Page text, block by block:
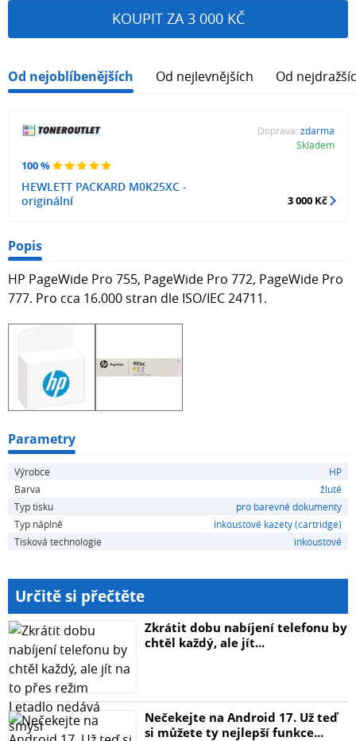
KOUPIT ZA 3 000 KČ
Od nejoblíbenějších Od nejlevnějších Od
100 %
HEWLETT PACKARD M0K25XC -
originální
Doprava: zdarma
Skladem
3 000 Kč
Popis
HP PageWide Pro 755, PageWide Pro 772, PageWide Pro
777. Pro cca 16.000 stran dle ISO/IEC 24711.
Parametry
Výrobce
HP
Barva
žluté
Typ tisku
pro barevné dokumenty
Typ náplně
inkoustové kazety (cartridge)
Tisková technologie
inkoustové
Určitě si přečtěte
Zkrátit dobu nabíjení telefonu by
chtěl každý, ale jít...
Nečekejte na Android 17. Už teď
si můžete ty nejlepší funkce...